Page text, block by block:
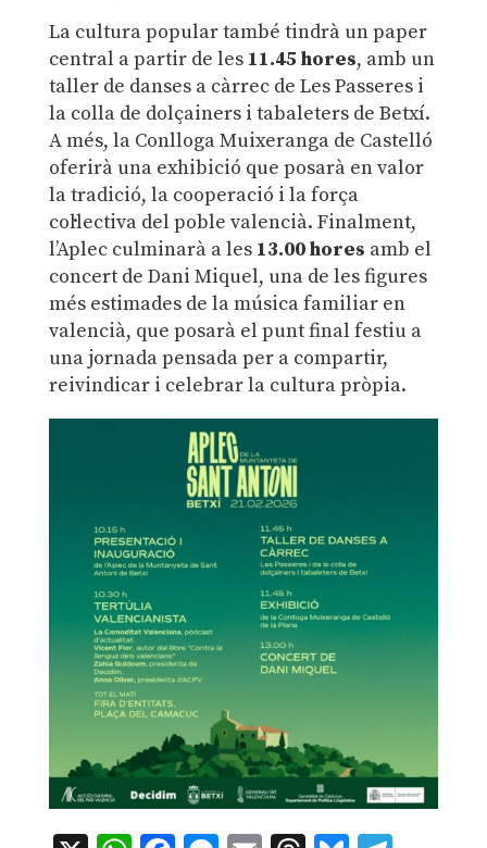
La cultura popular també tindrà un paper
central a partir de les 11.45 hores, amb un
taller de danses a càrrec de Les Passeres i
la colla de dolçainers i tabaleters de Betxí.
A més, la Conlloga Muixeranga de Castelló
oferirà una exhibició que posarà en valor
la tradició, la cooperació i la força
col·lectiva del poble valencià. Finalment,
l’Aplec culminarà a les 13.00 hores amb el
concert de Dani Miquel, una de les figures
més estimades de la música familiar en
valencià, que posarà el punt final festiu a
una jornada pensada per a compartir,
reivindicar i celebrar la cultura pròpia.